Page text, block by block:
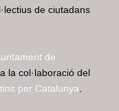
de ciutadans
de
la col·laboració del
per Catalunya